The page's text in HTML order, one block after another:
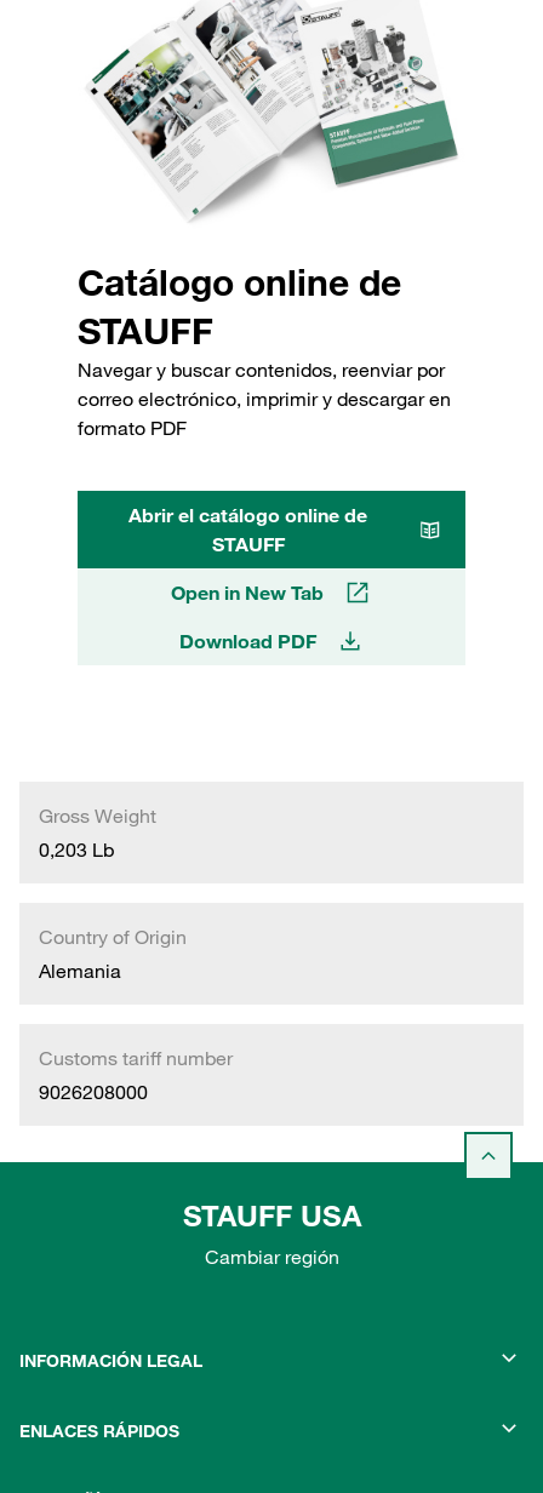
Catálogo online de
STAUFF
Navegar y buscar contenidos, reenviar por
correo electrónico, imprimir y descargar en
formato PDF
Abrir el catálogo online de
STAUFF
Open in New Tab
Download PDF
Gross Weight
0,203 Lb
Country of Origin
Alemania
Customs tariff number
9026208000
STAUFF USA
Cambiar región
INFORMACIÓN LEGAL
ENLACES RÁPIDOS